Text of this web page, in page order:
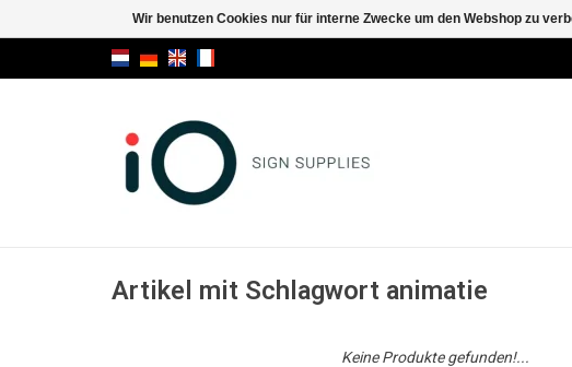
Artikel mit Schlagwort animatie
Keine Produkte gefunden!...
Wir benutzen Cookies nur für interne Zwecke um den Webshop zu